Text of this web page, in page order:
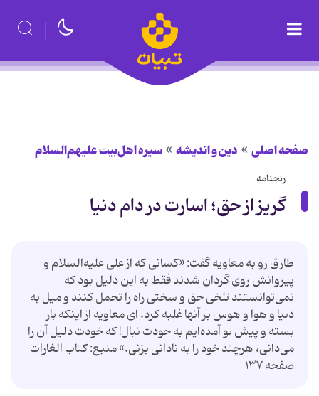
صفحه اصلی دین و اندیشه سیره اهل‌بیت علیهم‌السلام
رنجنامه
گریز از حق؛ اسارت در دام دنیا
طارق رو به معاویه گفت: «کسانی که از علی علیه‌السلام و
پیروانش روی گردان شدند فقط به این دلیل بود که
نمی‌توانستند تلخی حق و سختی راه را تحمل کنند و میل به
دنیا و هوا و هوس بر آنها غلبه کرد. ای معاویه از اینکه بار
بسته و پیش تو آمده‌ایم به خودت نبال! که خودت دلیل آن را
می‌دانی، هرچند خود را به نادانی بزنی.» منبع: کتاب الغارات
صفحه ۱۳۷